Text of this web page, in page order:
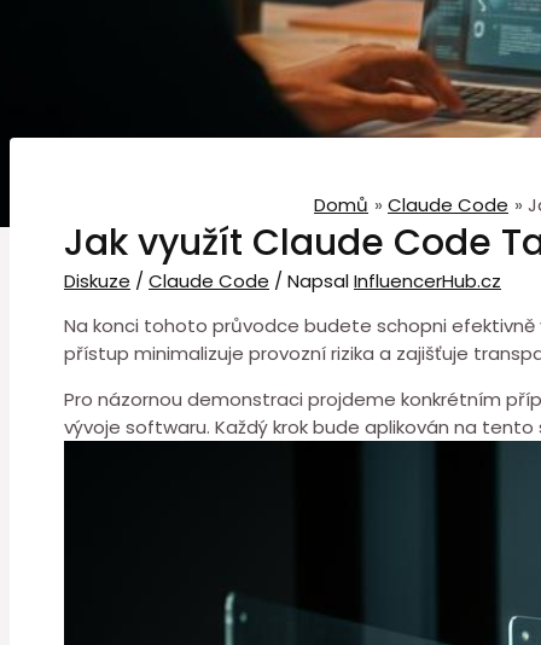
Domů Claude Code
Jak využít Claude Code
Diskuze / Claude Code / NapsalInfluencerHub.cz
Na konci tohoto průvodce budete⁢ schopni
přístup minimalizuje provozní rizika ⁤a zajišťuje
Pro názornou demonstraci projdeme konkrétním
⁣vývoje softwaru. Každý krok bude aplikován ⁤na